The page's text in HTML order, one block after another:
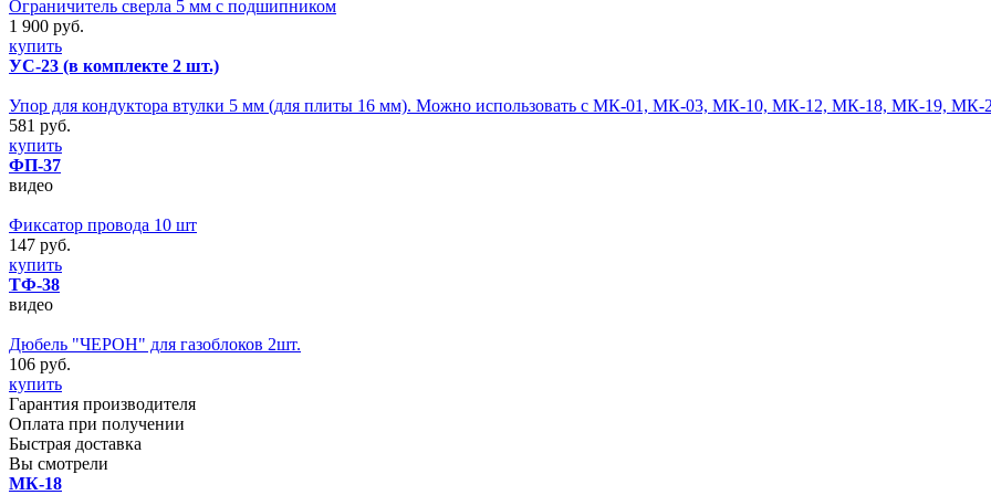
Ограничитель сверла 5 мм с подшипником
1 900 руб.
купить
УС-23 (в комплекте 2 шт.)
Упор для кондуктора втулки 5 мм (для плиты 16 мм). Можно использовать с МК-01, МК-03, МК-10, МК-12, МК-18, МК-19, МК-
581 руб.
купить
ФП-37
видео
Фиксатор провода 10 шт
147 руб.
купить
ТФ-38
видео
Дюбель "ЧЕРОН" для газоблоков 2шт.
106 руб.
купить
Гарантия производителя
Оплата при получении
Быстрая доставка
Вы смотрели
МК-18